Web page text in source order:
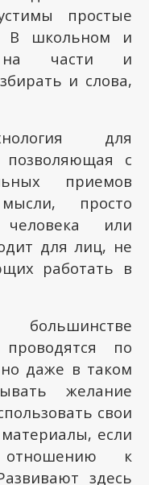
простые
В школьном и
на части и
и слова,
для
позволяющая с
приемов
просто
или
для лиц, не
работать в
большинстве
проводятся по
даже в таком
желание
свои
если
к
здесь